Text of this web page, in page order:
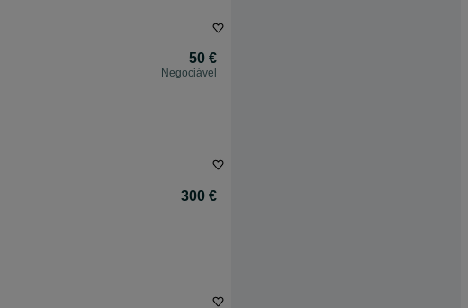
50 €
Negociável
300 €